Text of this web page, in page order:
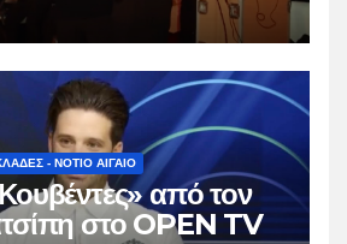
- ΝΟΤΙΟ ΑΙΓΑΙΟ
από τον
στο OPEN TV